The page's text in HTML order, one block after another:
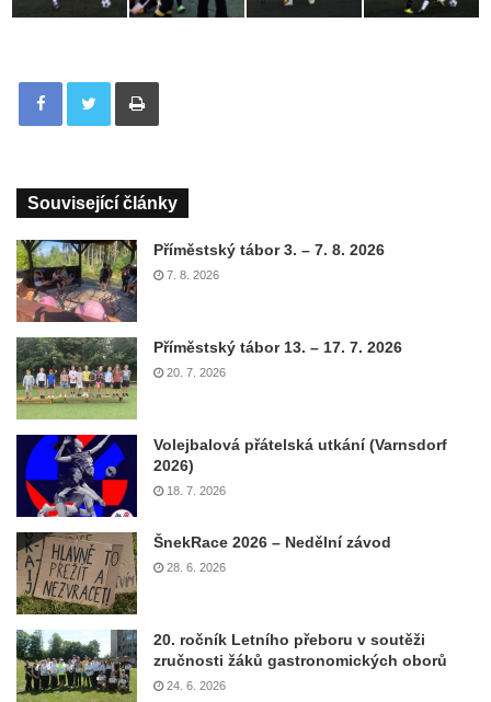
Tisknout
Související články
Příměstský tábor 3. – 7. 8. 2026
7. 8. 2026
Příměstský tábor 13. – 17. 7. 2026
20. 7. 2026
Volejbalová přátelská utkání (Varnsdorf
2026)
18. 7. 2026
ŠnekRace 2026 – Nedělní závod
28. 6. 2026
20. ročník Letního přeboru v soutěži
zručnosti žáků gastronomických oborů
24. 6. 2026